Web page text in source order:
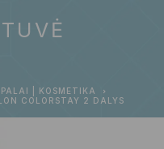
| KOSMETIKA
COLORSTAY 2 DALYS